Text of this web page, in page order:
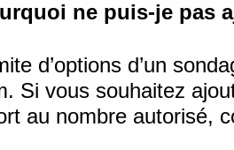
ne puis-je pas
d’options d’un
Si vous souhaitez
au nombre autorisé,